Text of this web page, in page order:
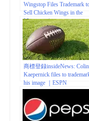
Wingstop Files Trademark
Sell Chicken Wings in the
Metaverse |
businessinsider.com
商標登録insideNews: Colin
Kaepernick files to
his image ｜ESPN